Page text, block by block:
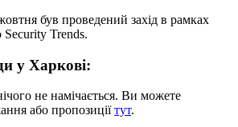
був проведений захід в рамках
Trends.
у Харкові:
не намічається. Ви можете
або пропозиціїтут.